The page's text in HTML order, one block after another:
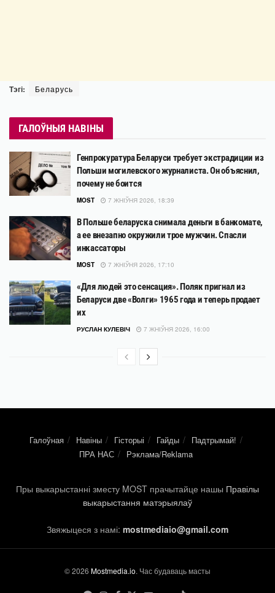
Тэгі: Беларусь
ГАЛОЎНЫЯ НАВІНЫ
Генпрокуратура Беларуси требует экстрадиции из
Польши могилевского журналиста. Он объяснил,
почему не боится
MOST 7 ЖНІЎНЯ 2026, 18:39
В Польше беларуска снимала деньги в банкомате,
а ее внезапно окружили трое мужчин. Спасли
инкассаторы
MOST 7 ЖНІЎНЯ 2026, 17:10
«Для людей это сенсация». Поляк пригнал из
Беларуси две «Волги» 1965 года и теперь продает
их
РУСЛАН КУЛЕВІЧ 7 ЖНІЎНЯ 2026, 16:00
Галоўная Навіны Гісторыі Гайды
Падтрымай!
ПРА НАС
Рэклама/Reklama
Пры выкарыстанні зместу MOST прачытайце нашы Правілы
выкарыстання матэрыялаў
Звяжыцеся з намі: mostmediaio@gmail.com
© 2026 Mostmedia.io. Час будаваць масты